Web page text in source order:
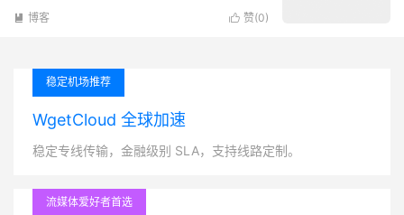
 赞(0)
 博客
稳定机场推荐
WgetCloud 全球加速
稳定专线传输，金融级别 SLA，支持线路定制。
流媒体爱好者首选